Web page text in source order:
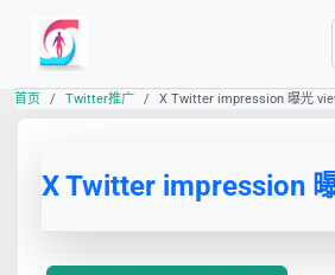
首页 Twitter推广 X Twitter impression 曝光
X Twitter impression